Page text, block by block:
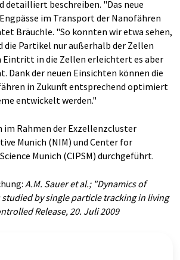
detailliert beschreiben. "Das neue
im Transport der Nanofähren
Bräuchle. "So konnten wir etwa sehen,
die Partikel nur außerhalb der Zellen
Eintritt in die Zellen erleichtert es aber
Dank der neuen Einsichten können die
in Zukunft entsprechend optimiert
entwickelt werden."
im Rahmen der Exzellenzcluster
Munich (NIM) und Center for
Munich (CIPSM) durchgeführt.
A.M. Sauer et al.; "Dynamics of
by single particle tracking in living
Release, 20. Juli 2009